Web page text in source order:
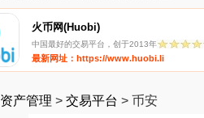
火币网(Huobi)
中国最好的交易平台，创于2013年
最新网址：https://www.huobi.li
资产管理 > 交易平台 > 币安